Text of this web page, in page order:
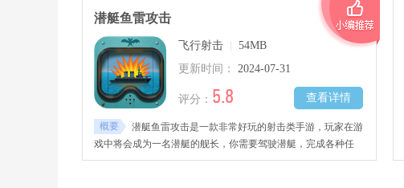
潜艇鱼雷攻击
飞行射击
54MB
更新时间：
2024-07-31
查看详情
评分： 5.8
概要
潜艇鱼雷攻击是一款非常好玩的射击类手游，玩家在游
戏中将会成为一名潜艇的舰长，你需要驾驶潜艇，完成各种任
务，击败敌方舰队。